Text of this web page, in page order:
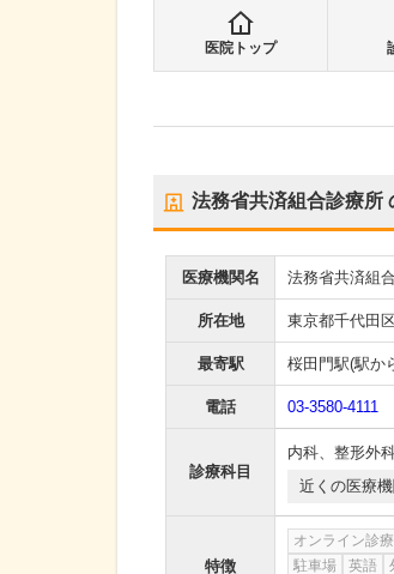
医院トップ
法務省共済組合診療所
医療機関名 法務省共済組
所在地 東京都千代田
最寄駅 桜田門駅(駅か
電話 03-3580-4111
診療科目
内科、 整形外
近くの医療
特徴
オンライン診療
駐車場
英語